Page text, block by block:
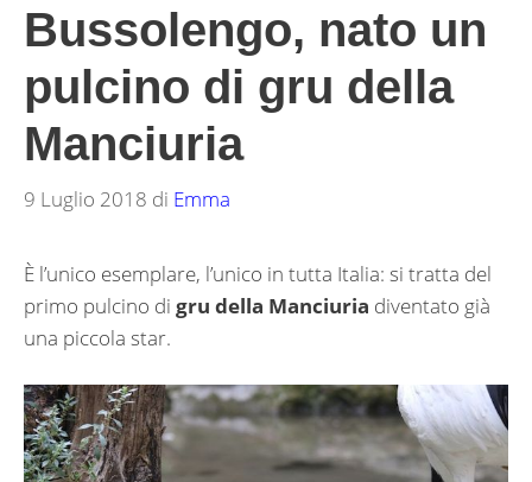
Bussolengo, nato un
pulcino di gru della
Manciuria
9 Luglio 2018 di Emma
È l’unico esemplare, l’unico in tutta Italia: si tratta del
primo pulcino di gru della Manciuria diventato già
una piccola star.